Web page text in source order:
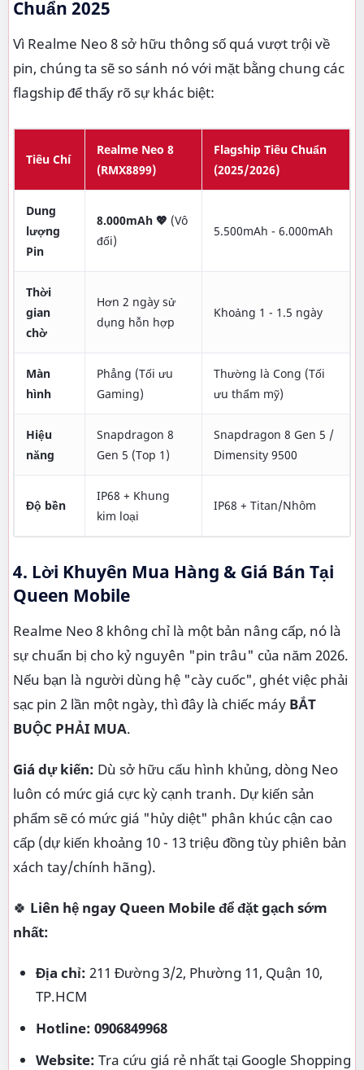
Chuẩn 2025
Vì Realme Neo 8 sở hữu thông số quá vượt trội về
pin, chúng ta sẽ so sánh nó với mặt bằng chung các
flagship để thấy rõ sự khác biệt:
Tiêu Chí
Realme Neo 8
(RMX8899)
Flagship Tiêu Chuẩn
(2025/2026)
Dung
lượng
Pin
8.000mAh 💖 (Vô
đối)
5.500mAh - 6.000mAh
Thời
gian
chờ
Hơn 2 ngày sử
dụng hỗn hợp
Khoảng 1 - 1.5 ngày
Màn
hình
Phẳng (Tối ưu
Gaming)
Thường là Cong (Tối
ưu thẩm mỹ)
Hiệu
năng
Snapdragon 8
Gen 5 (Top 1)
Snapdragon 8 Gen 5 /
Dimensity 9500
Độ bền
IP68 + Khung
kim loại
IP68 + Titan/Nhôm
4. Lời Khuyên Mua Hàng & Giá Bán Tại
Queen Mobile
Realme Neo 8 không chỉ là một bản nâng cấp, nó là
sự chuẩn bị cho kỷ nguyên "pin trâu" của năm 2026.
Nếu bạn là người dùng hệ "cày cuốc", ghét việc phải
sạc pin 2 lần một ngày, thì đây là chiếc máy BẮT
BUỘC PHẢI MUA.
Giá dự kiến: Dù sở hữu cấu hình khủng, dòng Neo
luôn có mức giá cực kỳ cạnh tranh. Dự kiến sản
phẩm sẽ có mức giá "hủy diệt" phân khúc cận cao
cấp (dự kiến khoảng 10 - 13 triệu đồng tùy phiên bản
xách tay/chính hãng).
🍀 Liên hệ ngay Queen Mobile để đặt gạch sớm
nhất:
Địa chỉ: 211 Đường 3/2, Phường 11, Quận 10,
TP.HCM
Hotline: 0906849968
Website: Tra cứu giá rẻ nhất tại Google Shopping